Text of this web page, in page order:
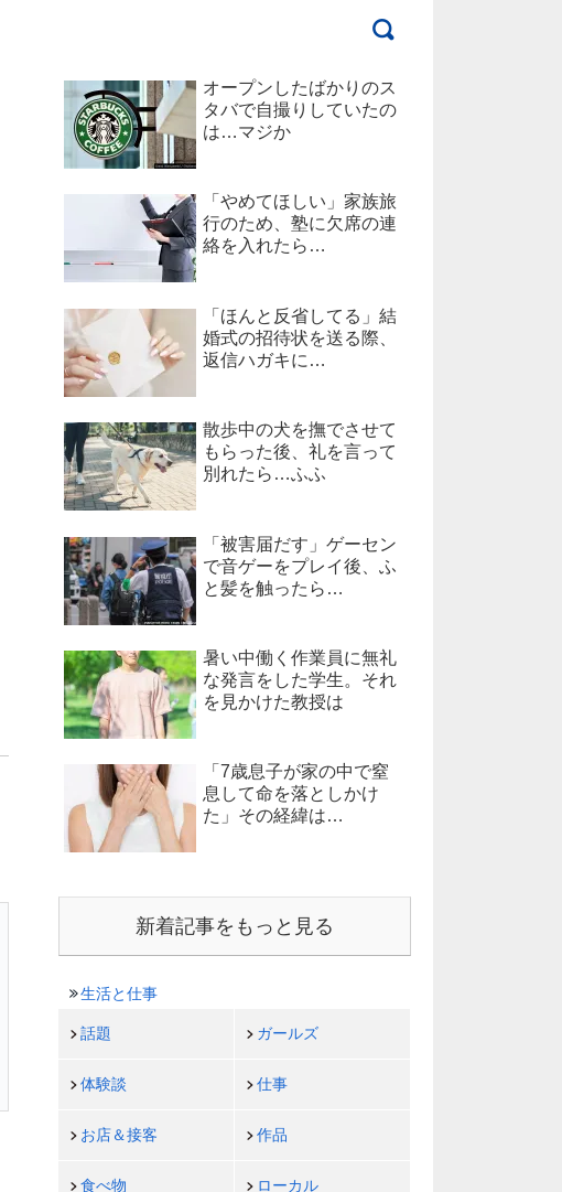
オープンしたばかりのス
タバで自撮りしていたの
は…マジか
「やめてほしい」家族旅
行のため、塾に欠席の連
絡を入れたら…
「ほんと反省してる」結
婚式の招待状を送る際、
返信ハガキに…
散歩中の犬を撫でさせて
もらった後、礼を言って
別れたら…ふふ
「被害届だす」ゲーセン
で音ゲーをプレイ後、ふ
と髪を触ったら…
暑い中働く作業員に無礼
な発言をした学生。それ
を見かけた教授は
「7歳息子が家の中で窒
息して命を落としかけ
た」その経緯は…
新着記事をもっと見る
生活と仕事
話題 ガールズ
体験談 仕事
お店＆接客 作品
食べ物 ローカル